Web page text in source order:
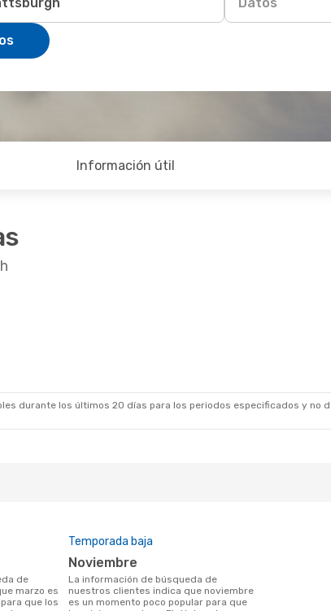
Información útil
durante los últimos 20 días para los periodos especificados y no
marzo es
que los
Temporada baja
noviembre
La información de búsqueda de
nuestros clientes indica que noviembre
es un momento poco popular para que